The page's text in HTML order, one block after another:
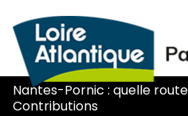
Nantes-Pornic : quelle
Contributions